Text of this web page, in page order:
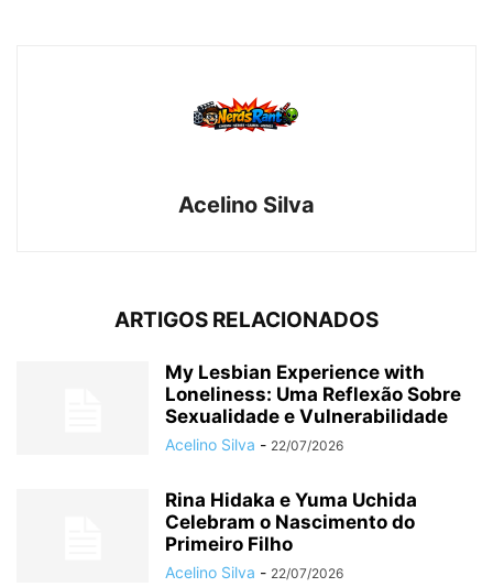
Acelino Silva
ARTIGOS RELACIONADOS
My Lesbian Experience with
Loneliness: Uma Reflexão Sobre
Sexualidade e Vulnerabilidade
Acelino Silva - 22/07/2026
Rina Hidaka e Yuma Uchida
Celebram o Nascimento do
Primeiro Filho
Acelino Silva - 22/07/2026